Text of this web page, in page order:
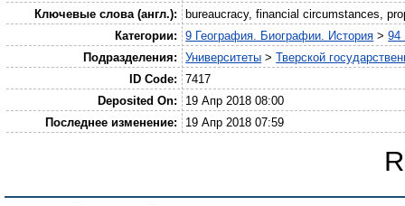
Ключевые слова (англ.):
bureaucracy, financial circumstances,
Категории:
9 География. Биографии. История >94
Подразделения:
Университеты >Тверской
ID Code:
7417
Deposited On:
19 Апр 2018 08:00
Последнее изменение:
19 Апр 2018 07:59